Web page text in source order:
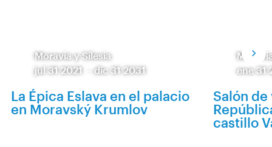
Moravia y Silesia
jul 31 2021
-dic 31 2031
La Épica Eslava en el palacio
en Moravský Krumlov
ene 31
Salón de
castillo